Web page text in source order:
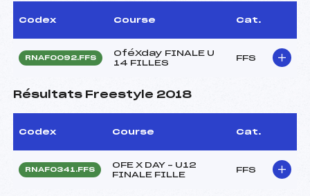
Codex Course Cat.
RNAF0092.FFS
OféXday FINALE U
14 FILLES
FFS
Résultats Freestyle 2018
Codex Course Cat.
RNAF0341.FFS
OFE X DAY – U12
FINALE FILLE
FFS